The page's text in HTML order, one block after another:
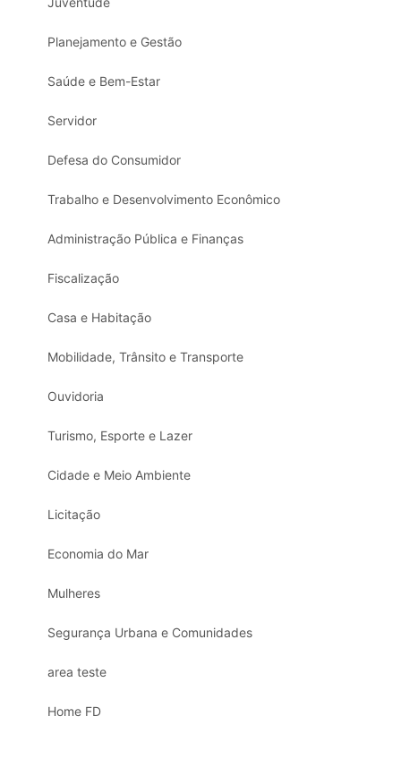
Planejamento e Gestão
Saúde e Bem-Estar
Servidor
Defesa do Consumidor
Trabalho e Desenvolvimento Econômico
Administração Pública e Finanças
Fiscalização
Casa e Habitação
Mobilidade, Trânsito e Transporte
Ouvidoria
Turismo, Esporte e Lazer
Cidade e Meio Ambiente
Licitação
Economia do Mar
Mulheres
Segurança Urbana e Comunidades
area teste
Home FD